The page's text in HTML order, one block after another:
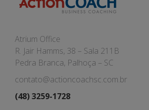
Atrium Office
R. Jair Hamms, 38 – Sala 211B
Pedra Branca, Palhoça – SC
contato@actioncoachsc.com.br
(48) 3259-1728